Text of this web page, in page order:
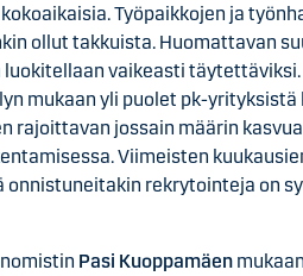
Työpaikkojen ja
ollut takkuista. Huomattavan
vaikeasti täytettäviksi.
mukaan yli puolet pk-yrityksistä
rajoittavan jossain määrin
Viimeisten
onnistuneitakin rekrytointeja on
Pasi Kuoppamäen